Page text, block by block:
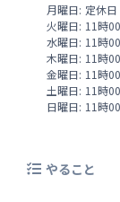
月曜日: 定休日
火曜日: 11時
水曜日: 11時
木曜日: 11時
金曜日: 11時
土曜日: 11時
日曜日: 11時
やること